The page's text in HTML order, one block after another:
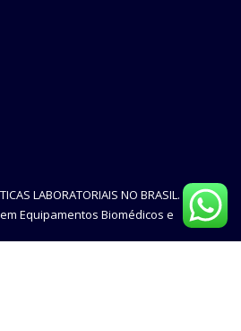
LABORATORIAIS NO BRASIL.
Equipamentos Biomédicos e